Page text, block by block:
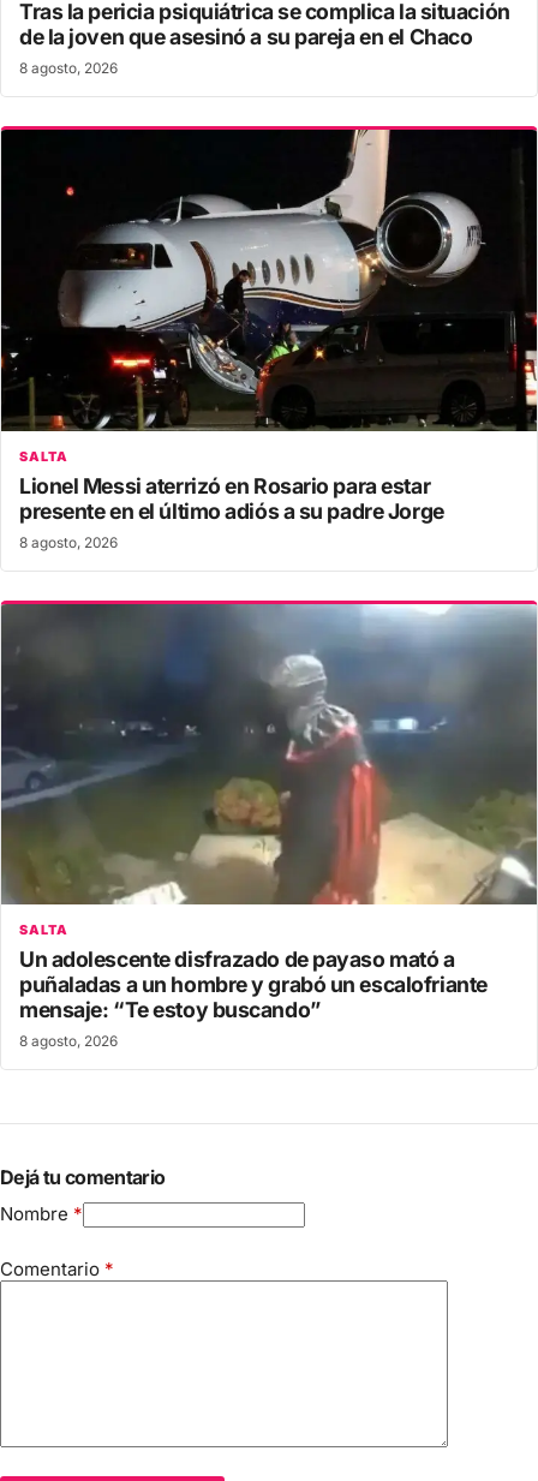
Tras la pericia psiquiátrica se complica la situación
de la joven que asesinó a su pareja en el Chaco
8 agosto, 2026
SALTA
Lionel Messi aterrizó en Rosario para estar
presente en el último adiós a su padre Jorge
8 agosto, 2026
SALTA
Un adolescente disfrazado de payaso mató a
puñaladas a un hombre y grabó un escalofriante
mensaje: “Te estoy buscando”
8 agosto, 2026
Dejá tu comentario
Nombre *
Comentario *